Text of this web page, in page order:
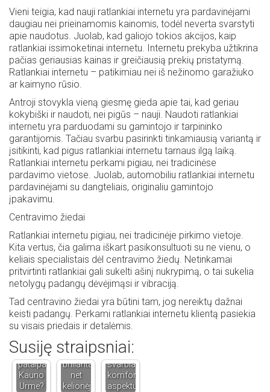
Vieni teigia, kad nauji ratlankiai internetu yra pardavinėjami
daugiau nei prieinamomis kainomis, todėl neverta svarstyti
apie naudotus. Juolab, kad galiojo tokios akcijos, kaip
ratlankiai issimoketinai internetu. Internetu prekyba užtikrina
pačias geriausias kainas ir greičiausią prekių pristatymą.
Ratlankiai internetu – patikimiau nei iš nežinomo garažiuko
ar kaimyno rūsio.
Antroji stovykla vieną giesmę gieda apie tai, kad geriau
kokybiški ir naudoti, nei pigūs – nauji. Naudoti ratlankiai
internetu yra parduodami su gamintojo ir tarpininko
garantijomis. Tačiau svarbu pasirinkti tinkamiausią variantą ir
įsitikinti, kad pigus ratlankiai internetu tarnaus ilgą laiką.
Ratlankiai internetu perkami pigiau, nei tradicinėse
pardavimo vietose. Juolab, automobiliu ratlankiai internetu
pardavinėjami su dangteliais, originaliu gamintojo
įpakavimu.
Centravimo žiedai
Ratlankiai internetu pigiau, nei tradicinėje pirkimo vietoje.
Kita vertus, čia galima iškart pasikonsultuoti su ne vienu, o
keliais specialistais dėl centravimo žiedų. Netinkamai
pritvirtinti ratlankiai gali sukelti ašinį nukrypimą, o tai sukelia
netolygų padangų dėvėjimąsi ir vibraciją.
Tad centravino žiedai yra būtini tam, jog nereiktų dažnai
keisti padangų. Perkami ratlankiai internetu klientą pasiekia
su visais priedais ir detalėmis.
Susiję straipsniai:
Kodėl
verta
nuomotis
patalpas
Kauno
Urme?
Kodėl
verta
turėti
auskarus
su
briliantais
net
kelionėje?
Kodėl
namų
šildymas
tampa
svarbiausiu
komforto
aspektu?